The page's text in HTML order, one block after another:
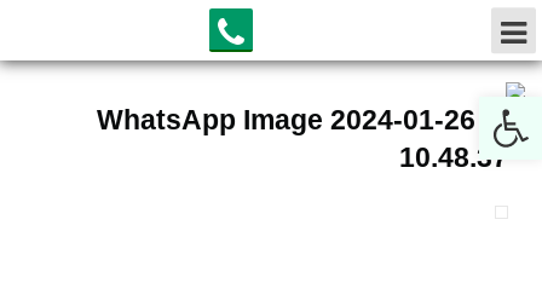
WhatsApp Image 2024-01-26 at
10.48.37
Open toolbar